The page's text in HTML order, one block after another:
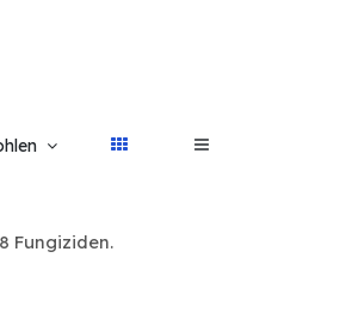
Fungiziden.